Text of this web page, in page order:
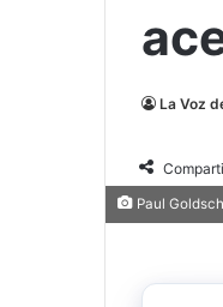
La Voz
Paul